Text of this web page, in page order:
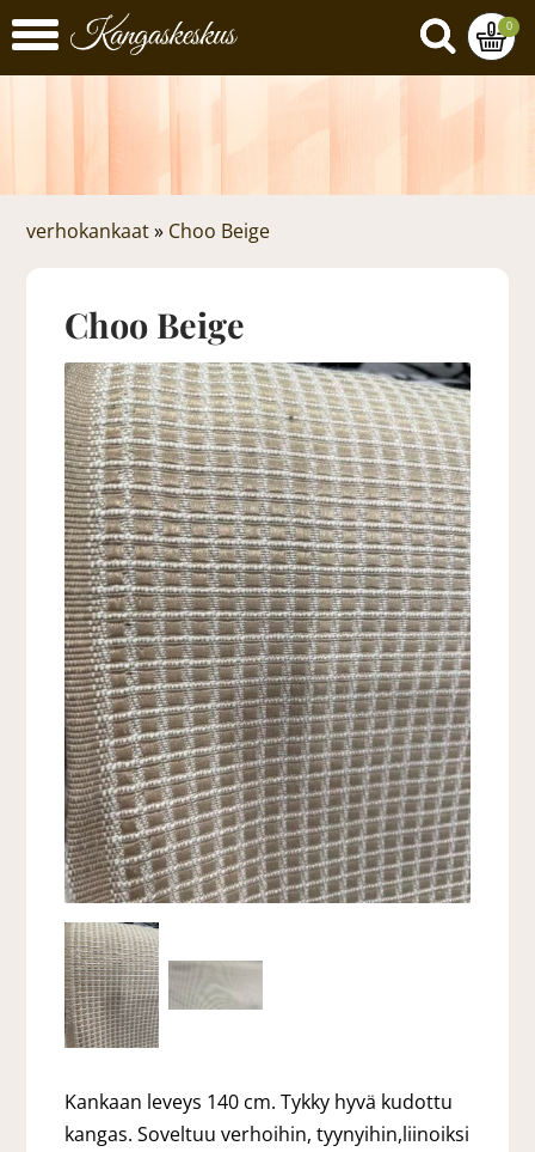
0
verhokankaat » Choo Beige
Choo Beige
Kankaan leveys 140 cm. Tykky hyvä kudottu
kangas. Soveltuu verhoihin, tyynyihin,liinoiksi